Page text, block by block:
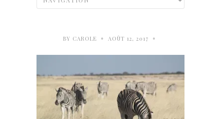
BY CAROLE • AOÛT 12, 2017 •